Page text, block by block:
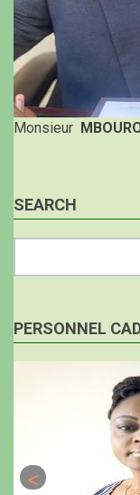
Monsieur
SEARCH
PERSONNEL